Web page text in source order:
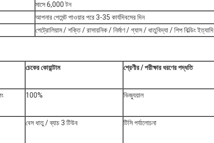
মাসে 6,000 টন
আপনার পেমেন্ট পাওয়ার পরে 3-35 কার্যদিবসের দিন
পেট্রোলিয়াম / শক্তি / রাসায়নিক / নির্মাণ / গ্যাস / ধাতুবিদ্যা / শিপ বিল্ডিং ইত্যাদি
চেকের কোয়ান্টাম শ্রেণীর / পরীক্ষার ধরণের পদ্ধতি
100% ভিজ্যুয়াল
বেস ধাতু / ব্যাচ 3 টিউব টিসি পর্যালোচনা